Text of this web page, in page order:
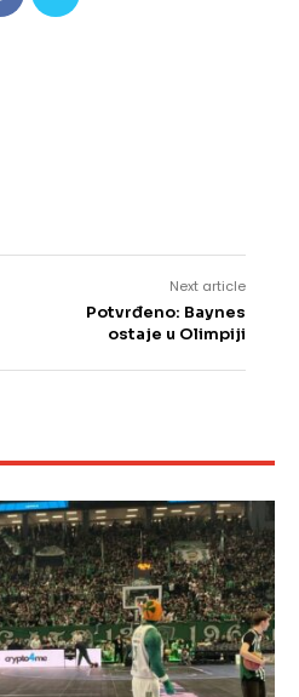
Next article
Potvrđeno: Baynes
ostaje u Olimpiji